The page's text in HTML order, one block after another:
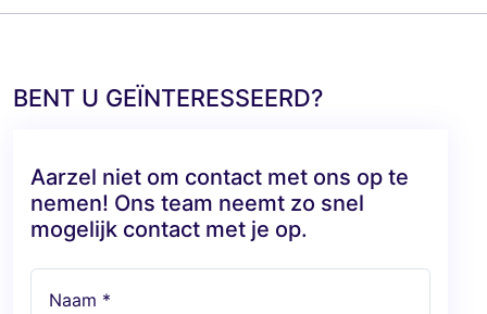
BENT U GEÏNTERESSEERD?
Aarzel niet om contact met ons op te
nemen! Ons team neemt zo snel
mogelijk contact met je op.
Naam *